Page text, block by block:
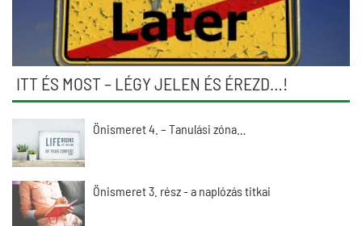
ITT ÉS MOST – LÉGY JELEN ÉS ÉREZD…!
Önismeret 4. – Tanulási zóna…
Önismeret 3. rész - a naplózás titkai